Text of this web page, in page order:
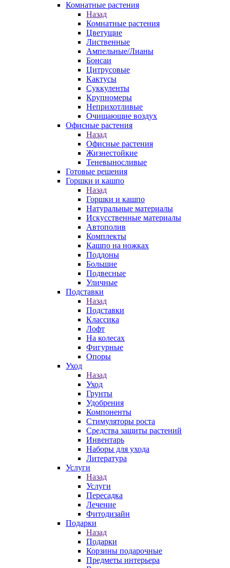
Комнатные растения
Назад
Комнатные растения
Цветущие
Лиственные
Ампельные/Лианы
Бонсаи
Цитрусовые
Кактусы
Суккуленты
Крупномеры
Неприхотливые
Очищающие воздух
Офисные растения
Назад
Офисные растения
Жизнестойкие
Теневыносливые
Готовые решения
Горшки и кашпо
Назад
Горшки и кашпо
Натуральные материалы
Искусственные материалы
Автополив
Комплекты
Кашпо на ножках
Поддоны
Большие
Подвесные
Уличные
Подставки
Назад
Подставки
Классика
Лофт
На колесах
Фигурные
Опоры
Уход
Назад
Уход
Грунты
Удобрения
Компоненты
Стимуляторы роста
Средства защиты растений
Инвентарь
Наборы для ухода
Литература
Услуги
Назад
Услуги
Пересадка
Лечение
Фитодизайн
Подарки
Назад
Подарки
Корзины подарочные
Предметы интерьера